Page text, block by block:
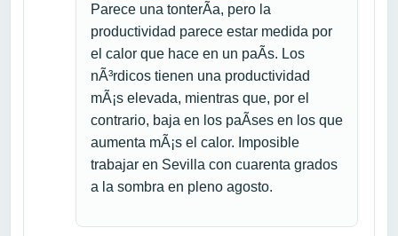
Parece una tonterÃ­a, pero la
productividad parece estar medida por
el calor que hace en un paÃ­s. Los
nÃ³rdicos tienen una productividad
mÃ¡s elevada, mientras que, por el
contrario, baja en los paÃ­ses en los que
aumenta mÃ¡s el calor. Imposible
trabajar en Sevilla con cuarenta grados
a la sombra en pleno agosto.